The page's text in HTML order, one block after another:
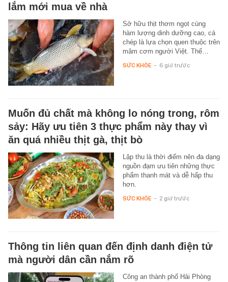
lắm mới mua về nhà
Sở hữu thịt thơm ngọt cùng
hàm lượng dinh dưỡng cao, cá
chép là lựa chọn quen thuộc trên
mâm cơm người Việt. Thế…
SỨC KHỎE - 6 giờ trước
Muốn đủ chất mà không lo nóng trong, rôm
sảy: Hãy ưu tiên 3 thực phẩm này thay vì
ăn quá nhiều thịt gà, thịt bò
Lập thu là thời điểm nên đa dạng
nguồn đạm ưu tiên những thực
phẩm thanh mát và dễ hấp thu
hơn.
SỨC KHỎE - 2 giờ trước
Thông tin liên quan đến định danh điện tử
mà người dân cần nắm rõ
Công an thành phố Hải Phòng